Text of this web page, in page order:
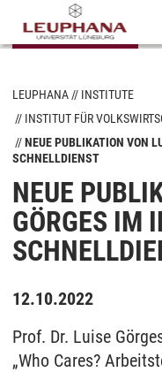
LEUPHANA
INSTITUTE
INSTITUT FÜR
NEUE PUBLIKATION VON
SCHNELLDIENST
NEUE
GÖRGES IM
12.10.2022
Prof. Dr. Luise
„Who Cares?